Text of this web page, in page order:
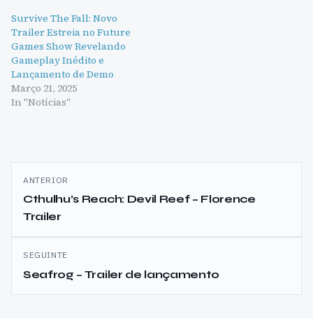
Survive The Fall: Novo
Trailer Estreia no Future
Games Show Revelando
Gameplay Inédito e
Lançamento de Demo
Março 21, 2025
In "Notícias"
Navegação
de
artigos
ANTERIOR
Cthulhu’s Reach: Devil Reef – Florence
Trailer
SEGUINTE
Seafrog – Trailer de lançamento